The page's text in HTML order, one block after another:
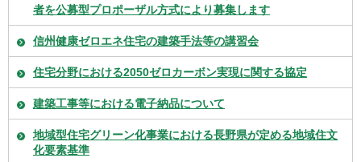
者を公募型プロポーザル方式により募集します
信州健康ゼロエネ住宅の建築手法等の講習会
住宅分野における2050ゼロカーボン実現に関する協定
建築工事等における電子納品について
地域型住宅グリーン化事業における長野県が定める地域住文
化要素基準